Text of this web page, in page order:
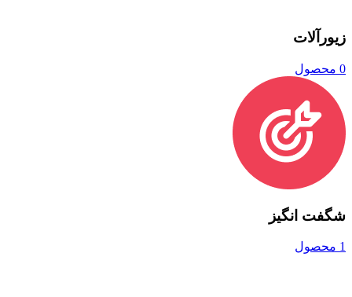
زیورآلات
0 محصول
شگفت انگیز
1 محصول